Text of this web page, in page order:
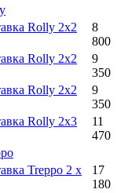
Rolly 2x2
8
800
Rolly 2x2
9
350
Rolly 2x2
9
350
Rolly 2x3
11
470
Treppo 2 x
17
180